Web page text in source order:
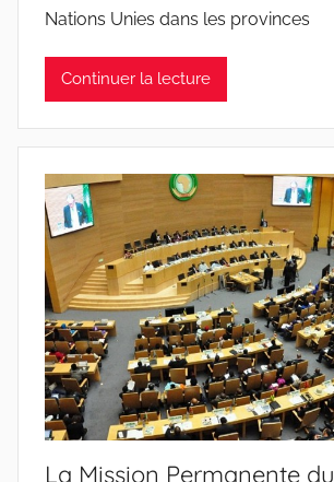
Nations Unies dans les provinces
Continuer la lecture
La Mission Permanente du